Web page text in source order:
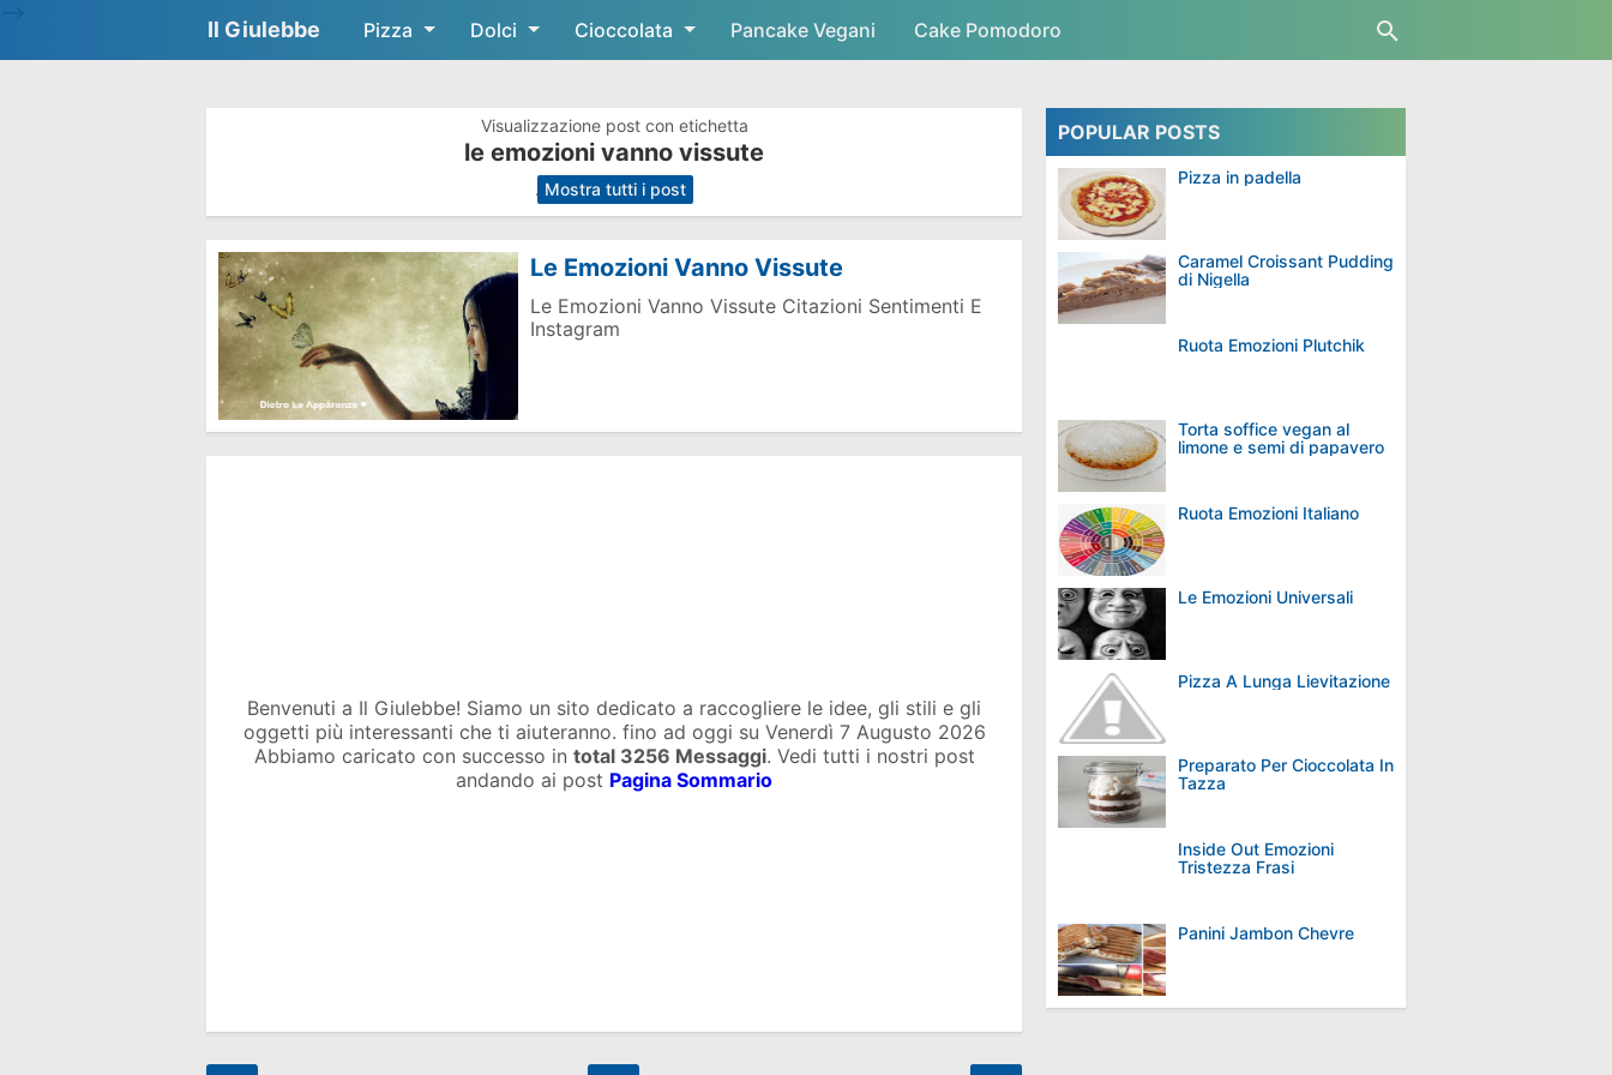
Skip to main content
Il Giulebbe Pizza Dolci Cioccolata Pancake Vegani Cake Pomodoro
Visualizzazione post con etichetta
le emozioni vanno vissute
. Mostra tutti i post
Le Emozioni Vanno Vissute
Le Emozioni Vanno Vissute Citazioni Sentimenti E
Instagram
Benvenuti a Il Giulebbe! Siamo un sito dedicato a raccogliere le idee, gli stili e gli
oggetti più interessanti che ti aiuteranno. fino ad oggi su Venerdì 7 Augusto 2026
Abbiamo caricato con successo in total 3256 Messaggi. Vedi tutti i nostri post
andando ai post Pagina Sommario
POPULAR POSTS
Pizza in padella
Caramel Croissant Pudding
di Nigella
Ruota Emozioni Plutchik
Torta soffice vegan al
limone e semi di papavero
Ruota Emozioni Italiano
Le Emozioni Universali
Pizza A Lunga Lievitazione
Preparato Per Cioccolata In
Tazza
Inside Out Emozioni
Tristezza Frasi
Panini Jambon Chevre